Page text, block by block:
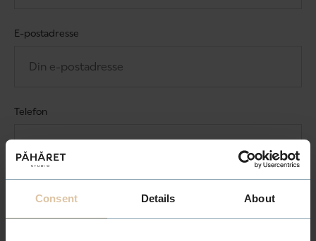
Consent Details About
E-postadresse
Telefon